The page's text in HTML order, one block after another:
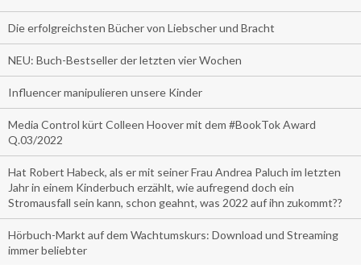
Die erfolgreichsten Bücher von Liebscher und Bracht
NEU: Buch-Bestseller der letzten vier Wochen
Influencer manipulieren unsere Kinder
Media Control kürt Colleen Hoover mit dem #BookTok Award
Q.03/2022
Hat Robert Habeck, als er mit seiner Frau Andrea Paluch im letzten
Jahr in einem Kinderbuch erzählt, wie aufregend doch ein
Stromausfall sein kann, schon geahnt, was 2022 auf ihn zukommt??
Hörbuch-Markt auf dem Wachtumskurs: Download und Streaming
immer beliebter